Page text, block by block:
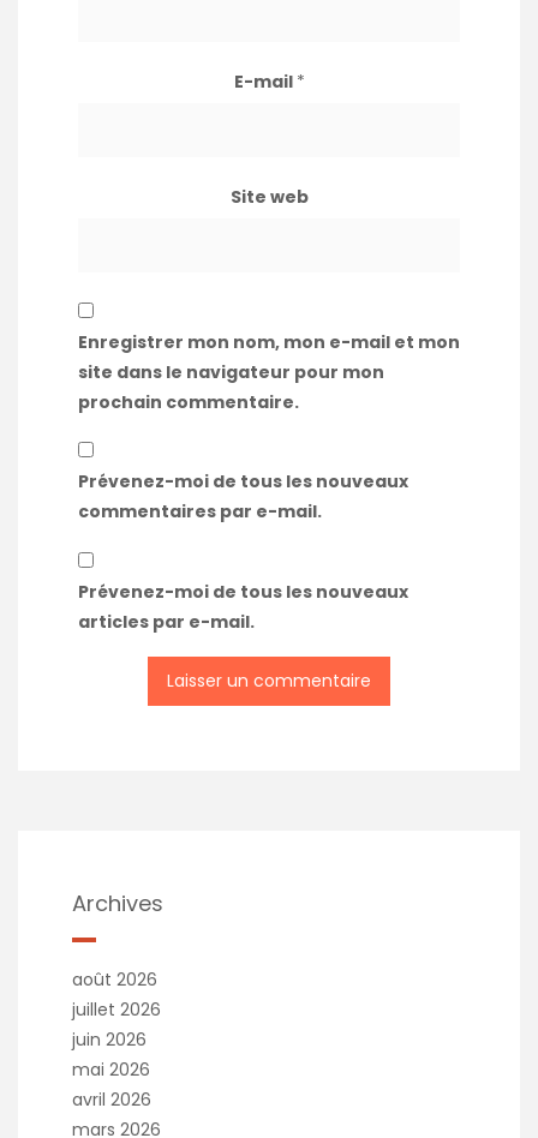
E-mail *
Site web
Enregistrer mon nom, mon e-mail et mon
site dans le navigateur pour mon
prochain commentaire.
Prévenez-moi de tous les nouveaux
commentaires par e-mail.
Prévenez-moi de tous les nouveaux
articles par e-mail.
Archives
août 2026
juillet 2026
juin 2026
mai 2026
avril 2026
mars 2026